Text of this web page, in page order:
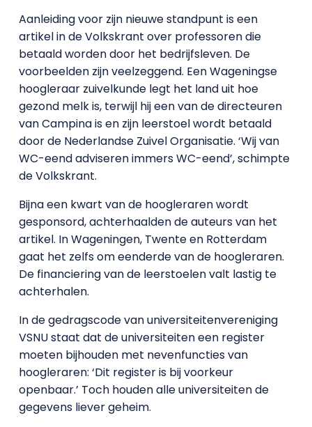
Aanleiding voor zijn nieuwe standpunt is een
artikel in de Volkskrant over professoren die
betaald worden door het bedrijfsleven. De
voorbeelden zijn veelzeggend. Een Wageningse
hoogleraar zuivelkunde legt het land uit hoe
gezond melk is, terwijl hij een van de directeuren
van Campina is en zijn leerstoel wordt betaald
door de Nederlandse Zuivel Organisatie. ‘Wij van
WC-eend adviseren immers WC-eend’, schimpte
de Volkskrant.
Bijna een kwart van de hoogleraren wordt
gesponsord, achterhaalden de auteurs van het
artikel. In Wageningen, Twente en Rotterdam
gaat het zelfs om eenderde van de hoogleraren.
De financiering van de leerstoelen valt lastig te
achterhalen.
In de gedragscode van universiteitenvereniging
VSNU staat dat de universiteiten een register
moeten bijhouden met nevenfuncties van
hoogleraren: ‘Dit register is bij voorkeur
openbaar.’ Toch houden alle universiteiten de
gegevens liever geheim.